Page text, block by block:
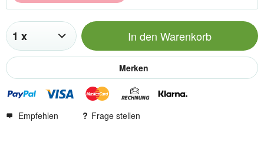
In den Warenkorb
Merken
Empfehlen Frage stellen